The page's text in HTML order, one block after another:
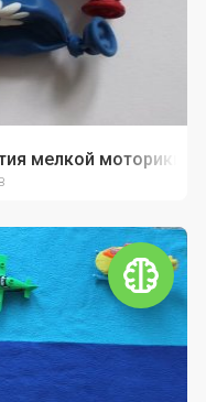
мелкой моторики